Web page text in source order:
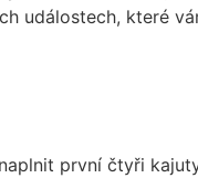
událostech, které
první čtyři